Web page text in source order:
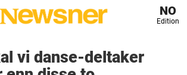
NO
Edition
vi danse-deltaker